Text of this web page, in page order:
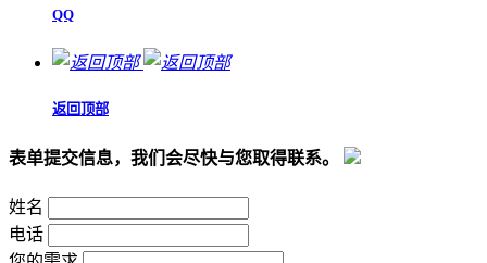
QQ
返回顶部
表单提交信息，我们会尽快与您取得联系。
姓名
电话